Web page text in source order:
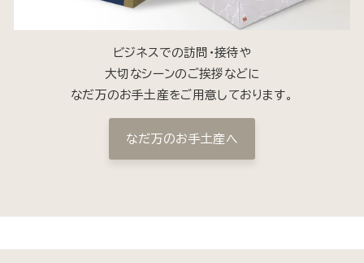
ビジネスでの訪問・接待や
大切なシーンのご挨拶などに
なだ万のお手土産をご用意しております。
なだ万のお手土産へ